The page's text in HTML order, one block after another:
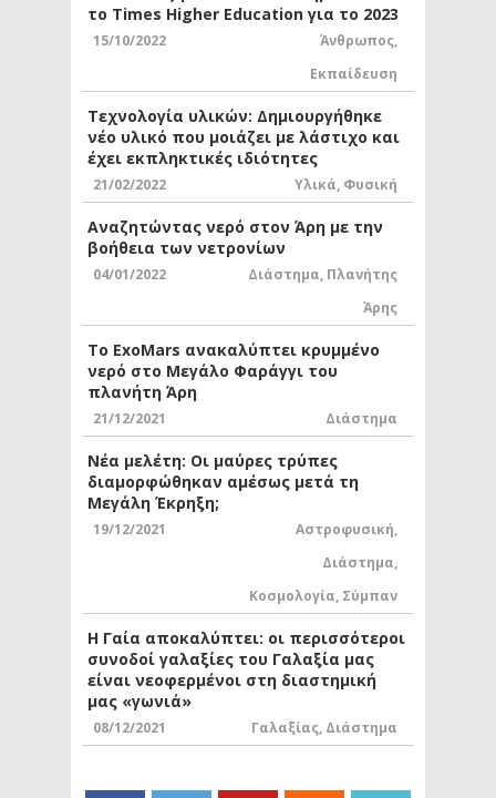
το Times Higher Education για το 2023
15/10/2022 Άνθρωπος,
Εκπαίδευση
Τεχνολογία υλικών: Δημιουργήθηκε
νέο υλικό που μοιάζει με λάστιχο και
έχει εκπληκτικές ιδιότητες
21/02/2022 Υλικά, Φυσική
Αναζητώντας νερό στον Άρη με την
βοήθεια των νετρονίων
04/01/2022 Διάστημα, Πλανήτης
Άρης
Το ExoMars ανακαλύπτει κρυμμένο
νερό στο Μεγάλο Φαράγγι του
πλανήτη Άρη
21/12/2021 Διάστημα
Νέα μελέτη: Οι μαύρες τρύπες
διαμορφώθηκαν αμέσως μετά τη
Μεγάλη Έκρηξη;
19/12/2021 Αστροφυσική,
Διάστημα,
Κοσμολογία, Σύμπαν
Η Γαία αποκαλύπτει: οι περισσότεροι
συνοδοί γαλαξίες του Γαλαξία μας
είναι νεοφερμένοι στη διαστημική
μας «γωνιά»
08/12/2021 Γαλαξίας, Διάστημα